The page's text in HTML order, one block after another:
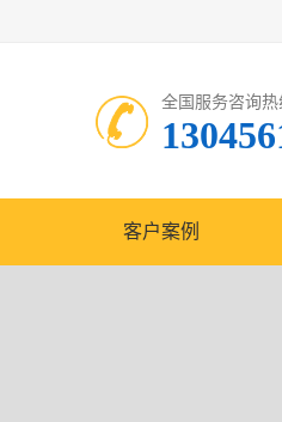
全国服务咨询热
客户案例